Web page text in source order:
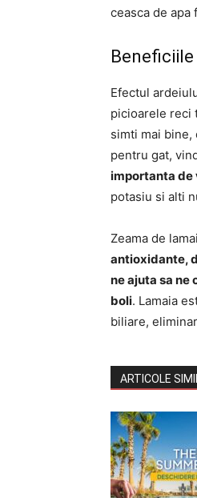
ceasca de apa
Efectul
picioarele reci
simti mai bine,
pentru gat,
importanta de
potasiu si alti
Zeama de
antioxidante,
ne ajuta sa ne
boli. Lamaia
biliare,
ARTICOLE